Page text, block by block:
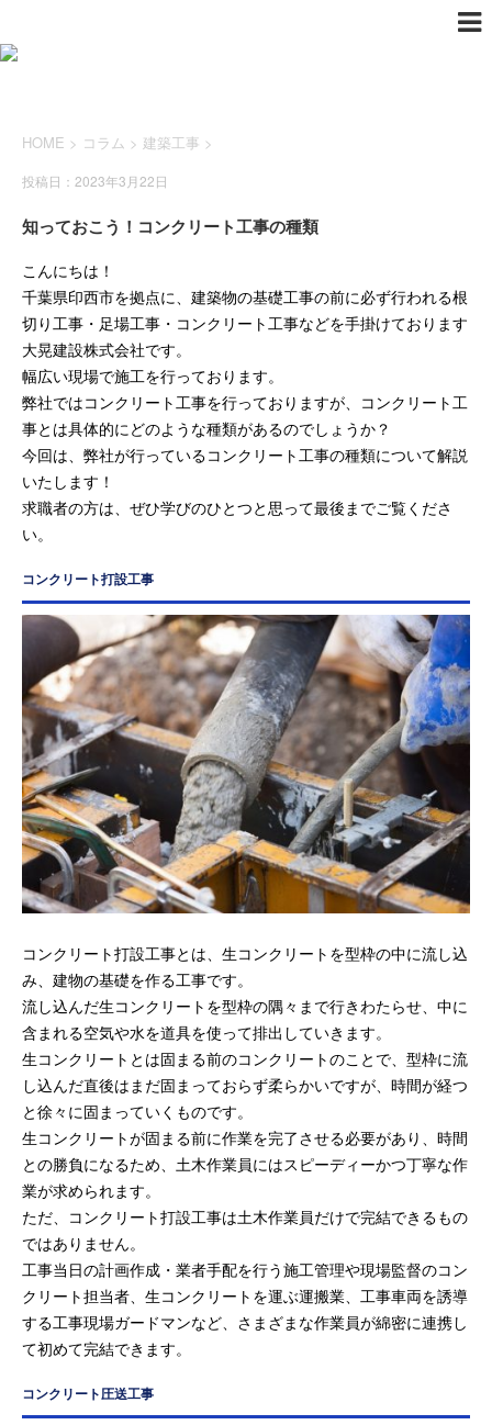
HOME > コラム > 建築工事 >
投稿日：2023年3月22日
知っておこう！コンクリート工事の種類
こんにちは！
千葉県印西市を拠点に、建築物の基礎工事の前に必ず行われる根
切り工事・足場工事・コンクリート工事などを手掛けております
大晃建設株式会社です。
幅広い現場で施工を行っております。
弊社ではコンクリート工事を行っておりますが、コンクリート工
事とは具体的にどのような種類があるのでしょうか？
今回は、弊社が行っているコンクリート工事の種類について解説
いたします！
求職者の方は、ぜひ学びのひとつと思って最後までご覧くださ
い。
コンクリート打設工事
コンクリート打設工事とは、生コンクリートを型枠の中に流し込
み、建物の基礎を作る工事です。
流し込んだ生コンクリートを型枠の隅々まで行きわたらせ、中に
含まれる空気や水を道具を使って排出していきます。
生コンクリートとは固まる前のコンクリートのことで、型枠に流
し込んだ直後はまだ固まっておらず柔らかいですが、時間が経つ
と徐々に固まっていくものです。
生コンクリートが固まる前に作業を完了させる必要があり、時間
との勝負になるため、土木作業員にはスピーディーかつ丁寧な作
業が求められます。
ただ、コンクリート打設工事は土木作業員だけで完結できるもの
ではありません。
工事当日の計画作成・業者手配を行う施工管理や現場監督のコン
クリート担当者、生コンクリートを運ぶ運搬業、工事車両を誘導
する工事現場ガードマンなど、さまざまな作業員が綿密に連携し
て初めて完結できます。
コンクリート圧送工事